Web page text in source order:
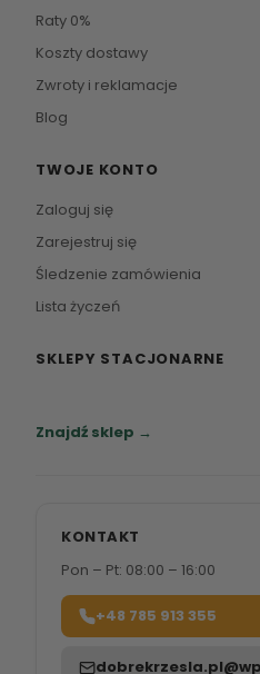
Raty 0%
Koszty dostawy
Zwroty i reklamacje
Blog
TWOJE KONTO
Zaloguj się
Zarejestruj się
Śledzenie zamówienia
Lista życzeń
SKLEPY STACJONARNE
Znajdź sklep →
KONTAKT
Pon – Pt: 08:00 – 16:00
+48 785 913 355